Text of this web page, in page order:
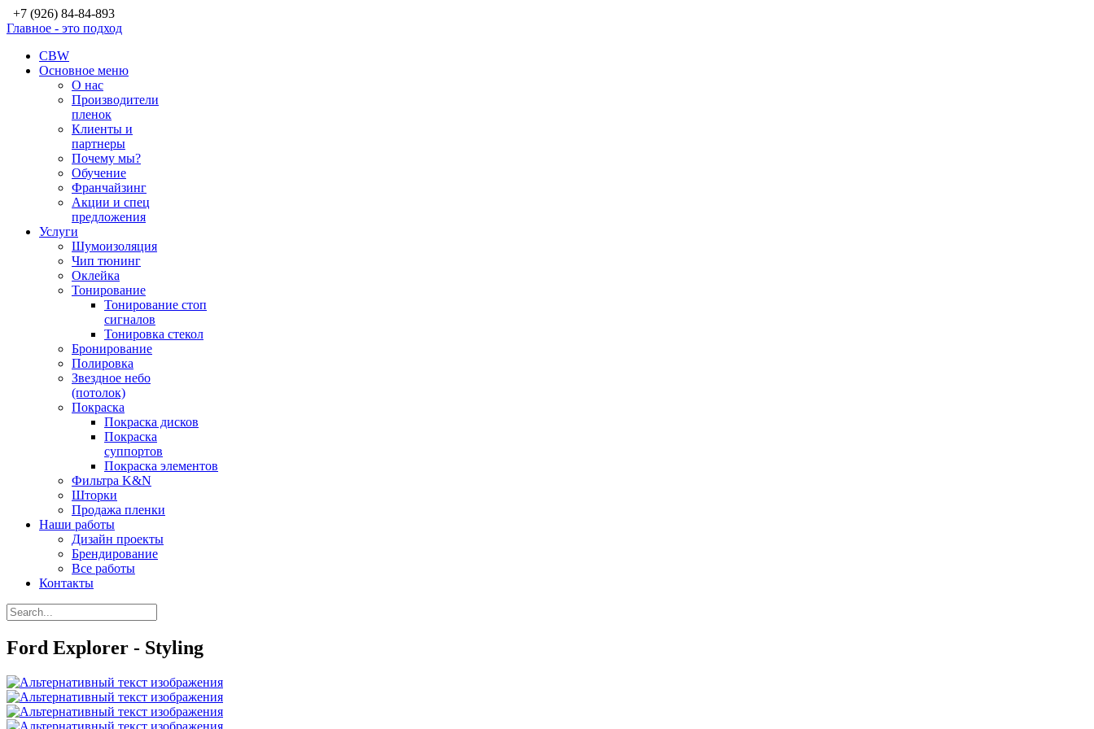
+7 (926) 84-84-893
Главное - это подход
CBW
Основное меню
О нас
Производители
пленок
Клиенты и
партнеры
Почему мы?
Обучение
Франчайзинг
Акции и спец
предложения
Услуги
Шумоизоляция
Чип тюнинг
Оклейка
Тонирование
Тонирование стоп
сигналов
Тонировка стекол
Бронирование
Полировка
Звездное небо
(потолок)
Покраска
Покраска дисков
Покраска
суппортов
Покраска элементов
Фильтра K&N
Шторки
Продажа пленки
Наши работы
Дизайн проекты
Брендирование
Все работы
Контакты
Ford Explorer - Styling